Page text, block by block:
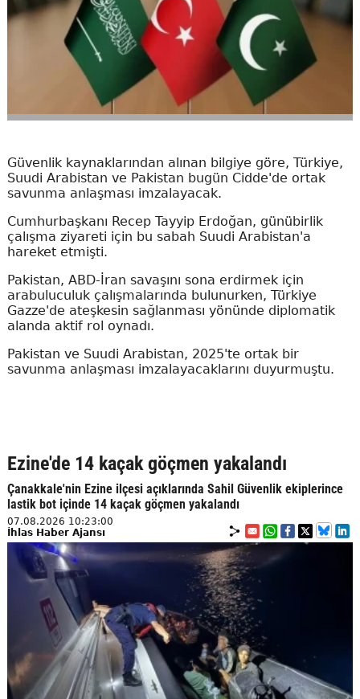
Güvenlik kaynaklarından alınan bilgiye göre, Türkiye,
Suudi Arabistan ve Pakistan bugün Cidde'de ortak
savunma anlaşması imzalayacak.
Cumhurbaşkanı Recep Tayyip Erdoğan, günübirlik
çalışma ziyareti için bu sabah Suudi Arabistan'a
hareket etmişti.
Pakistan, ABD-İran savaşını sona erdirmek için
arabuluculuk çalışmalarında bulunurken, Türkiye
Gazze'de ateşkesin sağlanması yönünde diplomatik
alanda aktif rol oynadı.
Pakistan ve Suudi Arabistan, 2025'te ortak bir
savunma anlaşması imzalayacaklarını duyurmuştu.
Ezine'de 14 kaçak göçmen yakalandı
Çanakkale'nin Ezine ilçesi açıklarında Sahil Güvenlik ekiplerince
lastik bot içinde 14 kaçak göçmen yakalandı
07.08.2026 10:23:00
İhlas Haber Ajansı